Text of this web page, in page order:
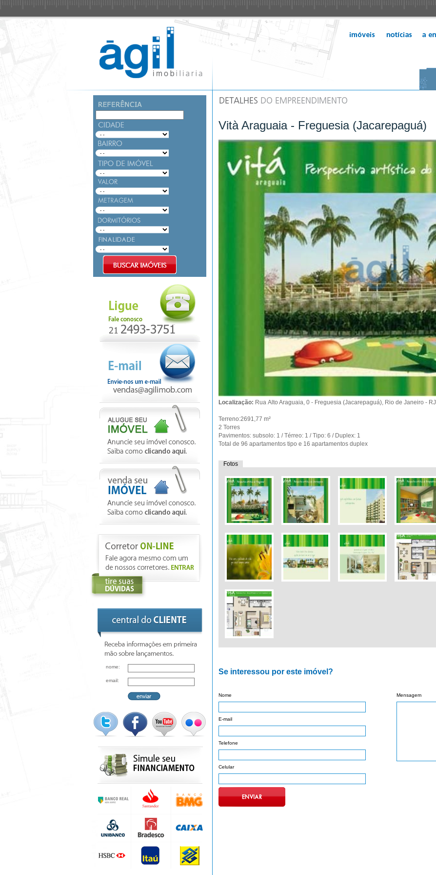
nome:
email:
Vità Araguaia - Freguesia (Jacarepaguá)
Localização: Rua Alto Araguaia, 0 - Freguesia (Jacarepaguá), Rio de Janeiro - RJ
Terreno:2691,77 m²
2 Torres
Pavimentos: subsolo: 1 / Térreo: 1 / Tipo: 6 / Duplex: 1
Total de 96 apartamentos tipo e 16 apartamentos duplex
Fotos
Se interessou por este imóvel?
Nome
E-mail
Telefone
Celular
Mensagem